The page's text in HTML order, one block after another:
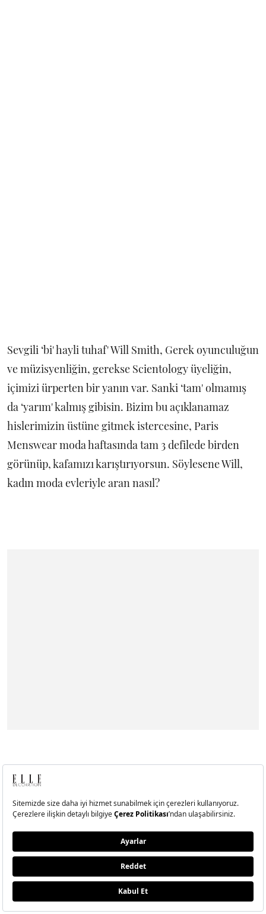
Sevgili ‘bi' hayli tuhaf' Will Smith, Gerek oyunculuğun
ve müzisyenliğin, gerekse Scientology üyeliğin,
içimizi ürperten bir yanın var. Sanki ‘tam' olmamış
da ‘yarım' kalmış gibisin. Bizim bu açıklanamaz
hislerimizin üstüne gitmek istercesine, Paris
Menswear moda haftasında tam 3 defilede birden
görünüp, kafamızı karıştırıyorsun. Söylesene Will,
kadın moda evleriyle aran nasıl?
‘it'
Moda haftalarının en çok merak edilen objesi, elbette
‘it' olma ihtimali olan çantalar. Fazla söze gerek var
mı?